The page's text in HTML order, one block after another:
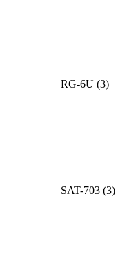
RG-6U (3)
SAT-703 (3)